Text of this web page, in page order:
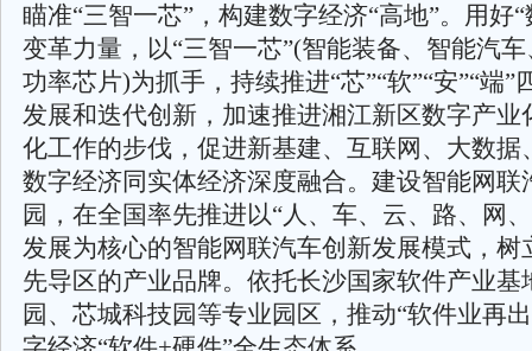
瞄准“三智一芯”，构建数字经济“高地”。用好
变革力量，以“三智一芯”(智能装备、智能汽
功率芯片)为抓手，持续推进“芯”“软”“安”“端”
发展和迭代创新，加速推进湘江新区数字产业
化工作的步伐，促进新基建、互联网、大数据
数字经济同实体经济深度融合。建设智能网联
园，在全国率先推进以“人、车、云、路、网
发展为核心的智能网联汽车创新发展模式，树
先导区的产业品牌。依托长沙国家软件产业基
园、芯城科技园等专业园区，推动“软件业再